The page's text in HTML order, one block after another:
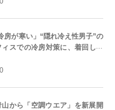
房が寒い」“隠れ冷え性男子”の
スでの冷房対策に、着回しし
ンを提案
から「空調ウエア」を新展開